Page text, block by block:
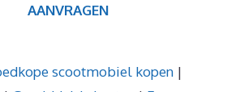
AANVRAGEN
scootmobiel kopen |